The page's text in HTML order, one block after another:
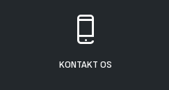
KONTAKT OS